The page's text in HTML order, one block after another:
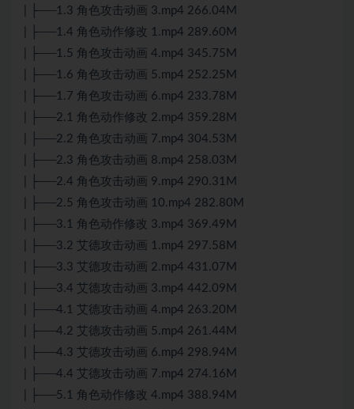
| ├──1.3 角色攻击动画 3.mp4 266.04M
| ├──1.4 角色动作修改 1.mp4 289.60M
| ├──1.5 角色攻击动画 4.mp4 345.75M
| ├──1.6 角色攻击动画 5.mp4 252.25M
| ├──1.7 角色攻击动画 6.mp4 233.78M
| ├──2.1 角色动作修改 2.mp4 359.28M
| ├──2.2 角色攻击动画 7.mp4 304.53M
| ├──2.3 角色攻击动画 8.mp4 258.03M
| ├──2.4 角色攻击动画 9.mp4 290.31M
| ├──2.5 角色攻击动画 10.mp4 282.80M
| ├──3.1 角色动作修改 3.mp4 369.49M
| ├──3.2 艾德攻击动画 1.mp4 297.58M
| ├──3.3 艾德攻击动画 2.mp4 431.07M
| ├──3.4 艾德攻击动画 3.mp4 442.09M
| ├──4.1 艾德攻击动画 4.mp4 263.20M
| ├──4.2 艾德攻击动画 5.mp4 261.44M
| ├──4.3 艾德攻击动画 6.mp4 298.94M
| ├──4.4 艾德攻击动画 7.mp4 274.16M
| ├──5.1 角色动作修改 4.mp4 388.94M